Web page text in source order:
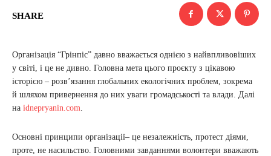
SHARE
Організація “Грінпіс” давно вважається однією з найвпливовіших
у світі, і це не дивно. Головна мета цього проєкту з цікавою
історією – розв’язання глобальних екологічних проблем, зокрема
й шляхом привернення до них уваги громадськості та влади. Далі
на idnepryanin.com
Основні принципи організації– це незалежність, протест діями,
проте, не насильство. Головними завданнями волонтери вважають